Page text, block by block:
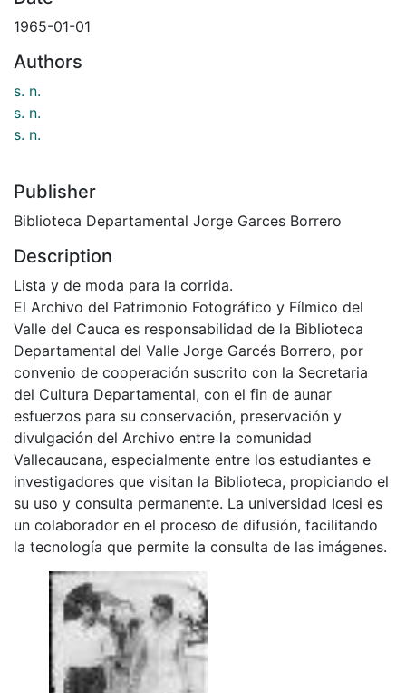
1965-01-01
Authors
s. n.
s. n.
s. n.
Publisher
Biblioteca Departamental Jorge Garces Borrero
Description
Lista y de moda para la corrida.
El Archivo del Patrimonio Fotográfico y Fílmico del
Valle del Cauca es responsabilidad de la Biblioteca
Departamental del Valle Jorge Garcés Borrero, por
convenio de cooperación suscrito con la Secretaria
del Cultura Departamental, con el fin de aunar
esfuerzos para su conservación, preservación y
divulgación del Archivo entre la comunidad
Vallecaucana, especialmente entre los estudiantes e
investigadores que visitan la Biblioteca, propiciando el
su uso y consulta permanente. La universidad Icesi es
un colaborador en el proceso de difusión, facilitando
la tecnología que permite la consulta de las imágenes.